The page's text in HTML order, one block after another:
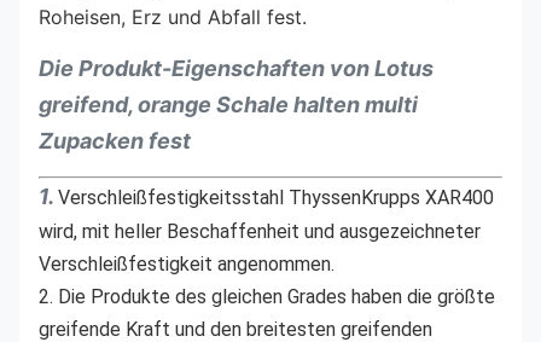
Roheisen, Erz und Abfall fest.
Die Produkt-Eigenschaften von Lotus
greifend, orange Schale halten multi
Zupacken fest
1. Verschleißfestigkeitsstahl ThyssenKrupps XAR400
wird, mit heller Beschaffenheit und ausgezeichneter
Verschleißfestigkeit angenommen.
2. Die Produkte des gleichen Grades haben die größte
greifende Kraft und den breitesten greifenden